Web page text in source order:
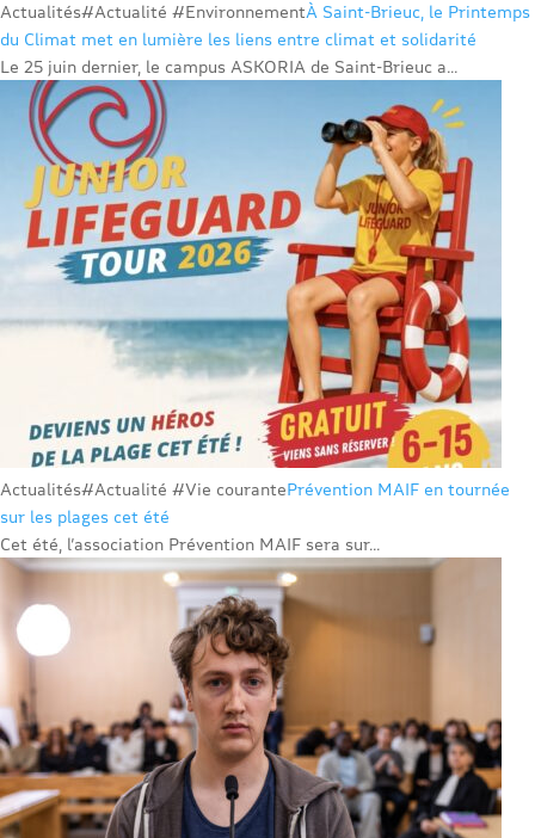
Actualités#Actualité #EnvironnementÀ Saint-Brieuc, le Printemps
du Climat met en lumière les liens entre climat et solidarité
Le 25 juin dernier, le campus ASKORIA de Saint-Brieuc a...
Actualités#Actualité #Vie courantePrévention MAIF en tournée
sur les plages cet été
Cet été, l’association Prévention MAIF sera sur...